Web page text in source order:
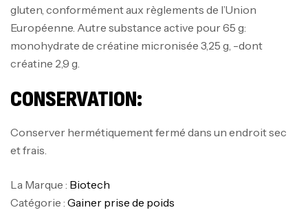
gluten, conformément aux règlements de l’Union
Européenne. Autre substance active pour 65 g:
monohydrate de créatine micronisée 3,25 g, -dont
créatine 2,9 g.
CONSERVATION:
Conserver hermétiquement fermé dans un endroit sec
et frais.
La Marque : Biotech
Catégorie : Gainer prise de poids
CREATINE
د.ت126
Autres
د.ت
Autres
د.ت84